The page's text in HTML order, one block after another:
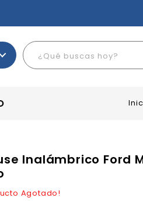
Inalámbrico Ford
Agotado!